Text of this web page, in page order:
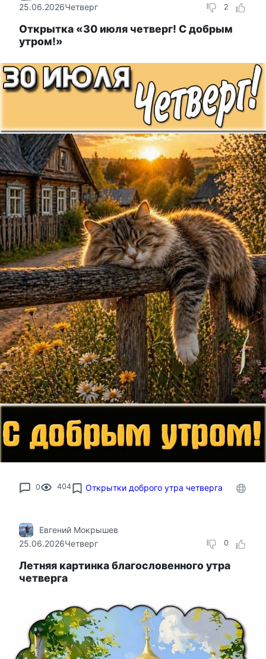
2
25.06.2026Четверг
Открытка «30 июля четверг! С добрым
утром!»
0 404 Открытки доброго утра четверга
0
Евгений Мокрышев
25.06.2026Четверг
Летняя картинка благословенного утра
четверга